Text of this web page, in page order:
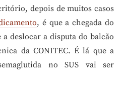
depois de muitos casos
, é que a chegada do
deslocar a disputa do balcão
da CONITEC. É lá que a
no SUS vai ser